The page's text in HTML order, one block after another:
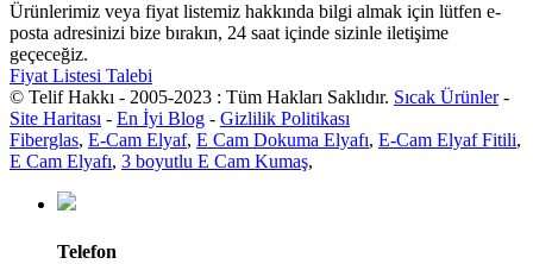
Ürünlerimiz veya fiyat listemiz hakkında bilgi almak için lütfen e-
posta adresinizi bize bırakın, 24 saat içinde sizinle iletişime
geçeceğiz.
Fiyat Listesi Talebi
© Telif Hakkı - 2005-2023 : Tüm Hakları Saklıdır. Sıcak Ürünler-
Site Haritası - En İyi Blog - Gizlilik Politikası
Fiberglas, E-Cam Elyaf, E Cam Dokuma Elyafı, E-Cam Elyaf Fitili,
E Cam Elyafı, 3 boyutlu E Cam Kumaş,
Telefon